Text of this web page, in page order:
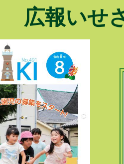
小学生初心者水泳
2026年08月08日
ペットボトルロケ
2026年08月11日
いせさき福祉ふれ
2026年08月12日
広報いせ